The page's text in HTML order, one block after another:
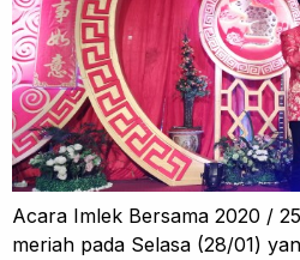
Acara Imlek Bersama 2020 /
meriah pada Selasa (28/01)